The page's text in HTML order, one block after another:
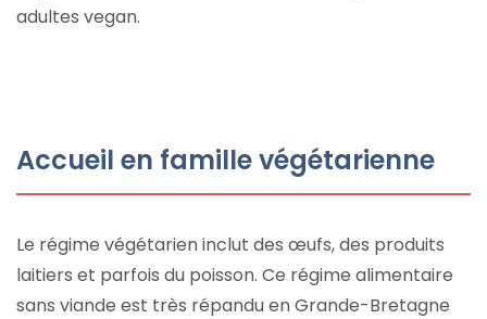
adultes vegan.
Accueil en famille végétarienne
Le régime végétarien inclut des œufs, des produits
laitiers et parfois du poisson. Ce régime alimentaire
sans viande est très répandu en Grande-Bretagne